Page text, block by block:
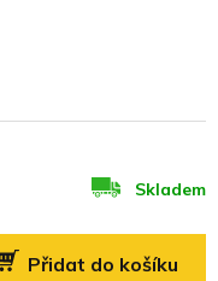
Skladem
Přidat do košíku